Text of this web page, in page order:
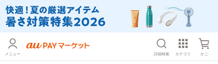
メニュー 詳細検索 カテゴリ かご